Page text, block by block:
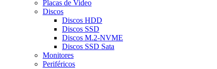
Placas de Video
Discos
Discos HDD
Discos SSD
Discos M.2-NVME
Discos SSD Sata
Monitores
Periféricos